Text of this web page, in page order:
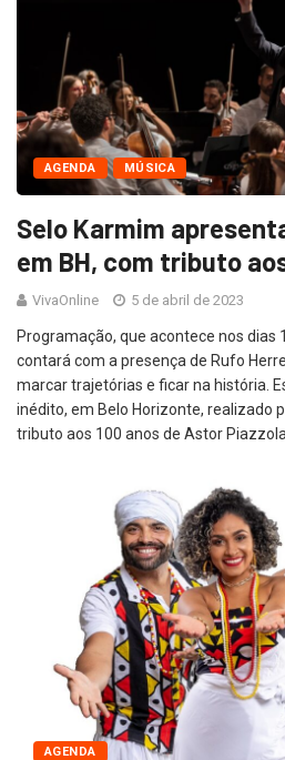
AGENDA MÚSICA
Selo Karmim
em BH, com tributo
VivaOnline 5 de abril de 2023
Programação, que acontece nos dias
contará com a presença de Rufo
marcar trajetórias e ficar na história.
inédito, em Belo Horizonte, realizado
tributo aos 100 anos de Astor
AGENDA